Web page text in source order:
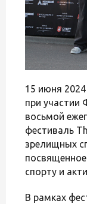
15 июня
при
восьмой
фестиваль
зрелищных
спорту и
В рамках